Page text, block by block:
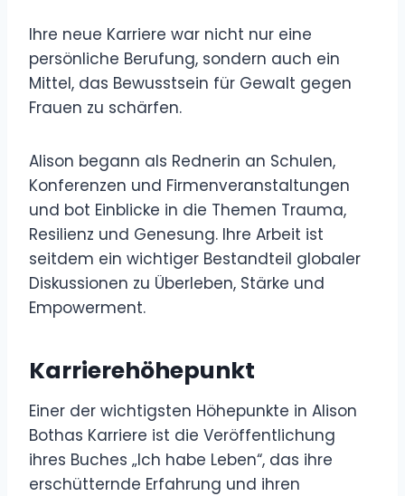
Ihre neue Karriere war nicht nur eine
persönliche Berufung, sondern auch ein
Mittel, das Bewusstsein für Gewalt gegen
Frauen zu schärfen.
Alison begann als Rednerin an Schulen,
Konferenzen und Firmenveranstaltungen
und bot Einblicke in die Themen Trauma,
Resilienz und Genesung. Ihre Arbeit ist
seitdem ein wichtiger Bestandteil globaler
Diskussionen zu Überleben, Stärke und
Empowerment.
Karrierehöhepunkt
Einer der wichtigsten Höhepunkte in Alison
Bothas Karriere ist die Veröffentlichung
ihres Buches „Ich habe Leben“, das ihre
erschütternde Erfahrung und ihren